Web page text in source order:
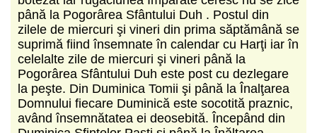
până la Pogorârea Sfântului Duh . Postul din
zilele de miercuri şi vineri din prima săptămână se
suprimă fiind însemnate în calendar cu Harţi iar în
celelalte zile de miercuri şi vineri până la
Pogorârea Sfântului Duh este post cu dezlegare
la peşte. Din Duminica Tomii şi până la Înalţarea
Domnului fiecare Duminică este socotită praznic,
având însemnătatea ei deosebită. Începând din